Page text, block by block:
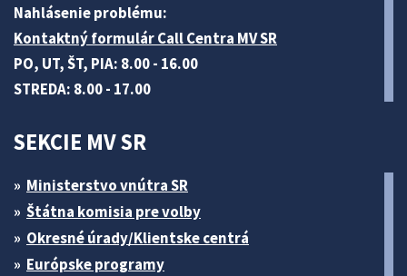
Nahlásenie problému:
Kontaktný formulár Call Centra MV SR
PO, UT, ŠT, PIA: 8.00 - 16.00
STREDA: 8.00 - 17.00
SEKCIE MV SR
Ministerstvo vnútra SR
Štátna komisia pre volby
Okresné úrady/Klientske centrá
Európske programy